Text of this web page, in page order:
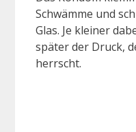
Schwämme und
Glas. Je kleiner
später der Druck,
herrscht.